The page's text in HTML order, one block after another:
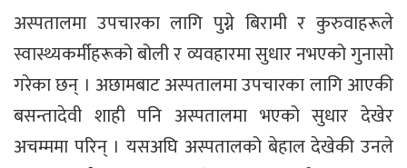
अस्पतालमा उपचारका लागि पुग्ने बिरामी र कुरुवाहरूले
स्वास्थ्यकर्मीहरूको बोली र व्यवहारमा सुधार नभएको गुनासो
गरेका छन् । अछामबाट अस्पतालमा उपचारका लागि आएकी
बसन्तादेवी शाही पनि अस्पतालमा भएको सुधार देखेर
अचम्ममा परिन् । यसअघि अस्पतालको बेहाल देखेकी उनले